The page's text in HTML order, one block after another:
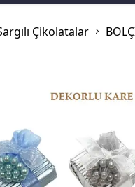
Çikolatalar